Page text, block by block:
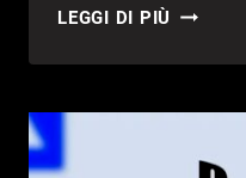
LEGGI DI PIÙ